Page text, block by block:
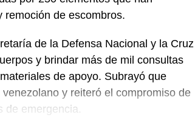
remoción de escombros.
de la Defensa Nacional y la Cruz
y brindar más de mil consultas
de apoyo. Subrayó que
y reiteró el compromiso de
emergencia.